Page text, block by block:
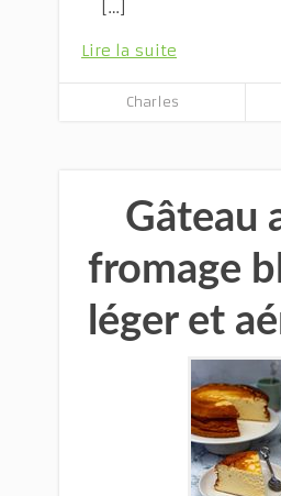
[…]
Lire la suite
Charles
Gâteau
fromage
léger et